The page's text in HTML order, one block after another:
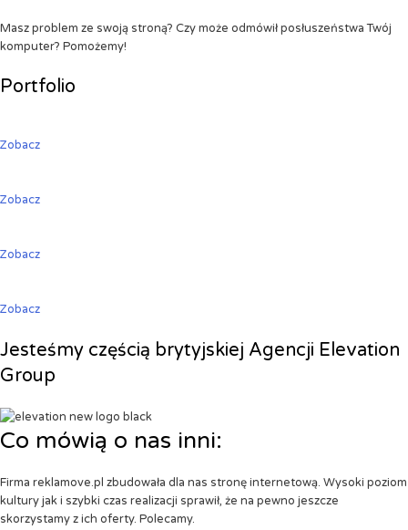
Masz problem ze swoją stroną? Czy może odmówił posłuszeństwa Twój
komputer? Pomożemy!
Portfolio
Zobacz
Zobacz
Zobacz
Zobacz
Jesteśmy częścią brytyjskiej Agencji Elevation
Group
Co mówią o nas inni:
Firma reklamove.pl zbudowała dla nas stronę internetową. Wysoki poziom
kultury jak i szybki czas realizacji sprawił, że na pewno jeszcze
skorzystamy z ich oferty. Polecamy.